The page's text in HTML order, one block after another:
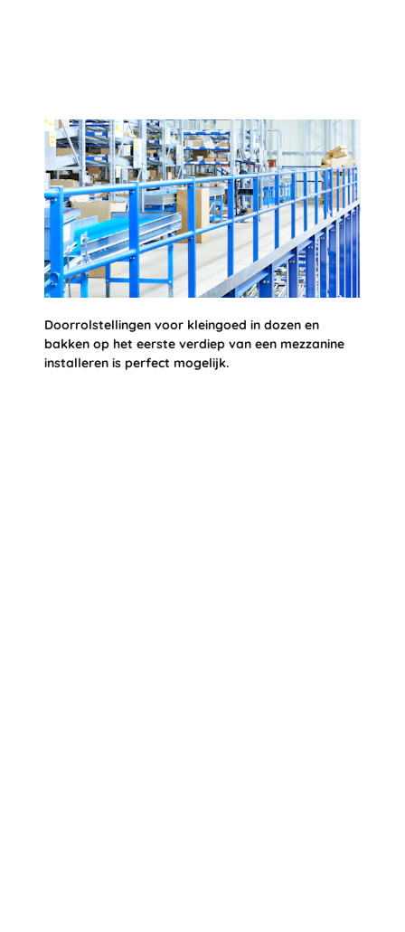
Doorrolstellingen voor kleingoed in dozen en
bakken op het eerste verdiep van een mezzanine
installeren is perfect mogelijk.